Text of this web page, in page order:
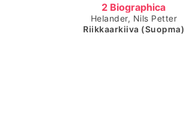
2 Biographica
Čájet dárkkes dieđuid
Helander, Nils Petter
Riikkaarkiiva (Suopma)